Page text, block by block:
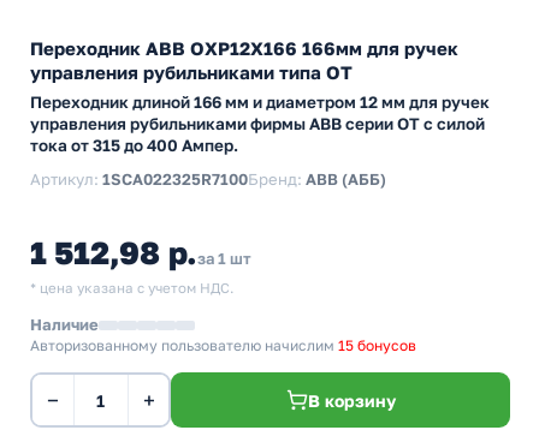
Переходник ABB OXP12X166 166мм для ручек
управления рубильниками типа ОТ
Переходник длиной 166 мм и диаметром 12 мм для ручек
управления рубильниками фирмы АВВ серии ОТ с силой
тока от 315 до 400 Ампер.
Артикул: 1SCA022325R7100Бренд: ABB (АББ)
1 512,98 р.за 1 шт
* цена указана с учетом НДС.
Наличие
Авторизованному пользователю начислим 15 бонусов
− + В корзину